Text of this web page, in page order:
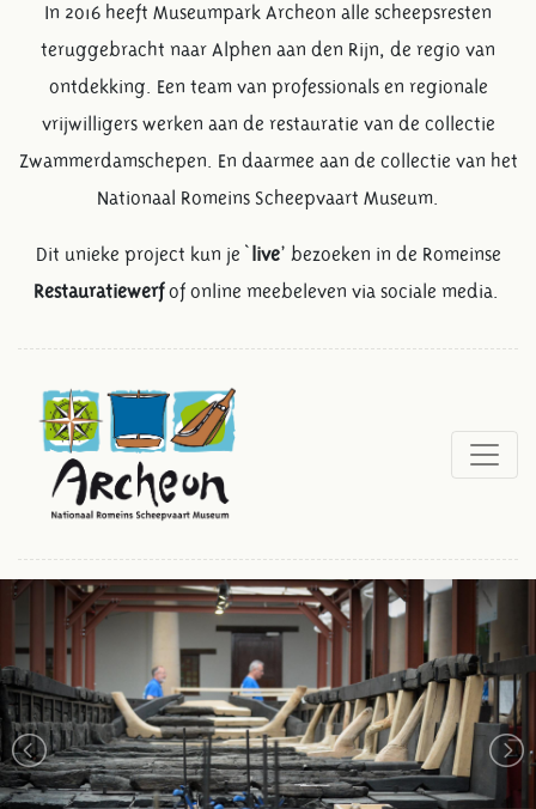
In 2016 heeft Museumpark Archeon alle scheepsresten
teruggebracht naar Alphen aan den Rijn, de regio van
ontdekking. Een team van professionals en regionale
vrijwilligers werken aan de restauratie van de collectie
Zwammerdamschepen. En daarmee aan de collectie van het
Nationaal Romeins Scheepvaart Museum.
Dit unieke project kun je ` live’ bezoeken in de Romeinse
Restauratiewerfof online meebeleven via sociale media.